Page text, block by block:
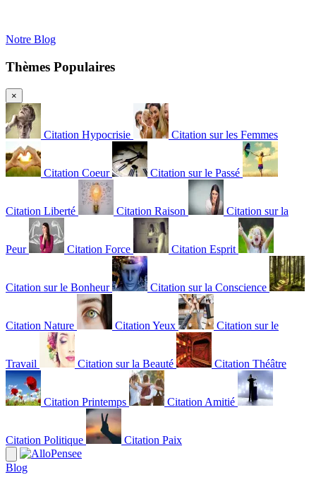
Notre Blog
Thèmes Populaires
×
Citation Hypocrisie Citation sur les Femmes
Citation Coeur Citation sur le Passé
Citation Liberté Citation Raison Citation sur la
Peur Citation Force Citation Esprit
Citation sur le Bonheur Citation sur la Conscience
Citation Nature Citation Yeux Citation sur le
Travail Citation sur la Beauté Citation Théâtre
Citation Printemps Citation Amitié
Citation Politique Citation Paix
Blog